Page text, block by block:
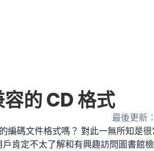
的 CD 格式
最後更新
編碼文件格式嗎？ 對此一無所知是
肯定不太了解和有興趣訪問圖書館